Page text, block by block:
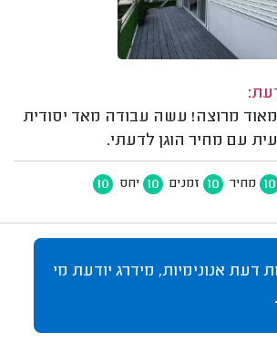
מאוד מרוצה! עשה עבודה מאד יסודית
עם מחיר הוגן לדעתי.
10 מחיר 10 זמנים 10 יחס 10
דעת אנונימיות, מידרג יודעת מי